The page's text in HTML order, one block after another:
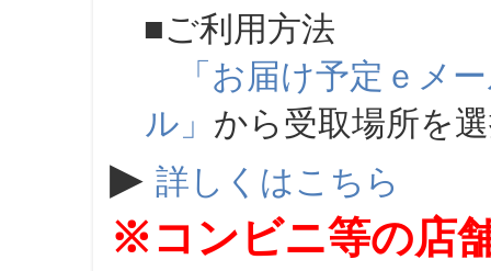
■ご利用方法
「お届け予定ｅメ
ル」 から受取場所を
▶ 詳しくはこちら
※コンビニ等の店